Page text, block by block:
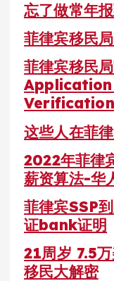
忘了做常年
菲律宾移民
菲律宾移民
Verification
这些人在菲
2022年菲律
薪资算法-华
菲律宾SSP
证bank证明
21周岁 7.5
移民大解密